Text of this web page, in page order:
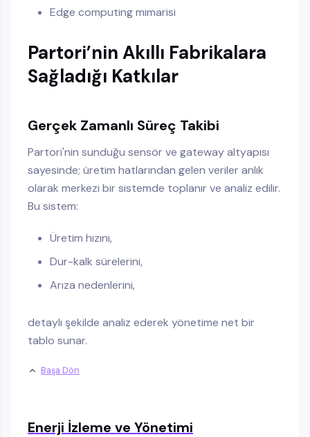
Edge computing mimarisi
Partori’nin Akıllı Fabrikalara
Sağladığı Katkılar
Gerçek Zamanlı Süreç Takibi
Partori'nin sunduğu sensör ve gateway altyapısı
sayesinde; üretim hatlarından gelen veriler anlık
olarak merkezi bir sistemde toplanır ve analiz edilir.
Bu sistem:
Üretim hızını,
Dur-kalk sürelerini,
Arıza nedenlerini,
detaylı şekilde analiz ederek yönetime net bir
tablo sunar.
Başa Dön
Enerji İzleme ve Yönetimi